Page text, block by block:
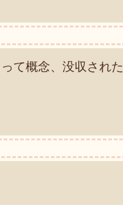
て概念、没収された